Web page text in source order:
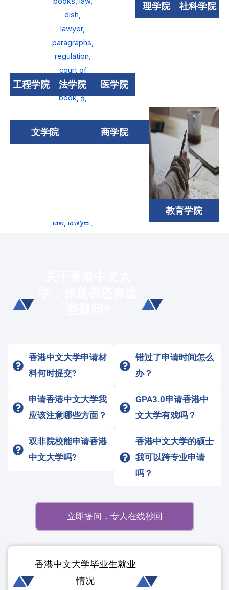
工程学院 法学院 医学院
理学院 社科学院
文学院 商学院
教育学院
香港中文大学申请材
料何时提交?
申请香港中文大学我
应该注意哪些方面？
双非院校能申请香港
中文大学吗?
错过了申请时间怎么
办？
GPA3.0申请香港中
文大学有戏吗？
香港中文大学的硕士
我可以跨专业申请
吗？
立即提问，专人在线秒回
香港中文大学毕业生就业
情况